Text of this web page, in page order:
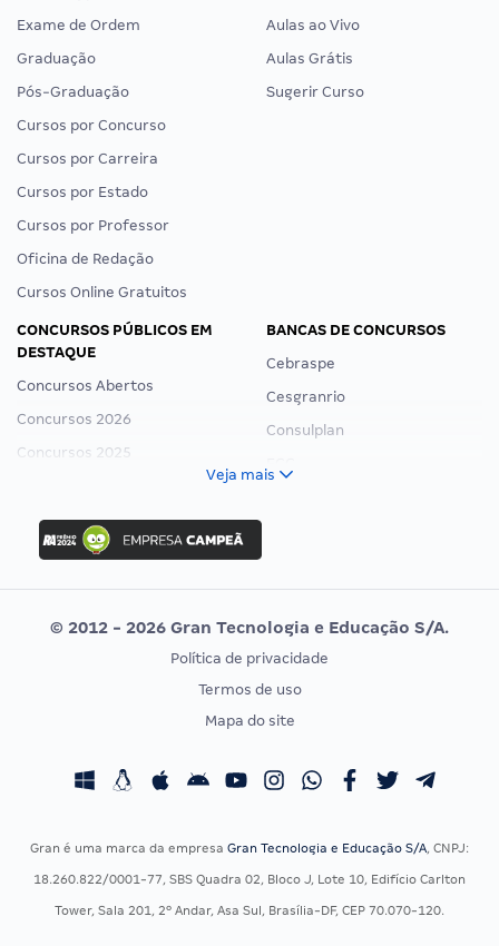
Exame de Ordem
Graduação
Pós-Graduação
Cursos por Concurso
Cursos por Carreira
Cursos por Estado
Cursos por Professor
Oficina de Redação
Cursos Online Gratuitos
Aulas ao Vivo
Aulas Grátis
Sugerir Curso
CONCURSOS PÚBLICOS EM
DESTAQUE
Concursos Abertos
Concursos 2026
Concursos 2025
Concurso Ibama
Concurso MPU
Editais publicados
BANCAS DE CONCURSOS
Cebraspe
Cesgranrio
Consulplan
Vunesp
CONCURSOS POR PROFISSÃO
Concursos Fiscais
EXAME DE ORDEM
Calendário OAB
Veja mais
© 2012 - 2026 Gran Tecnologia e Educação S/A.
Política de privacidade
Termos de uso
Mapa do site
Gran é uma marca da empresa Gran Tecnologia e Educação S/A, CNPJ:
18.260.822/0001-77, SBS Quadra 02, Bloco J, Lote 10, Edifício Carlton
Tower, Sala 201, 2º Andar, Asa Sul, Brasília-DF, CEP 70.070-120.